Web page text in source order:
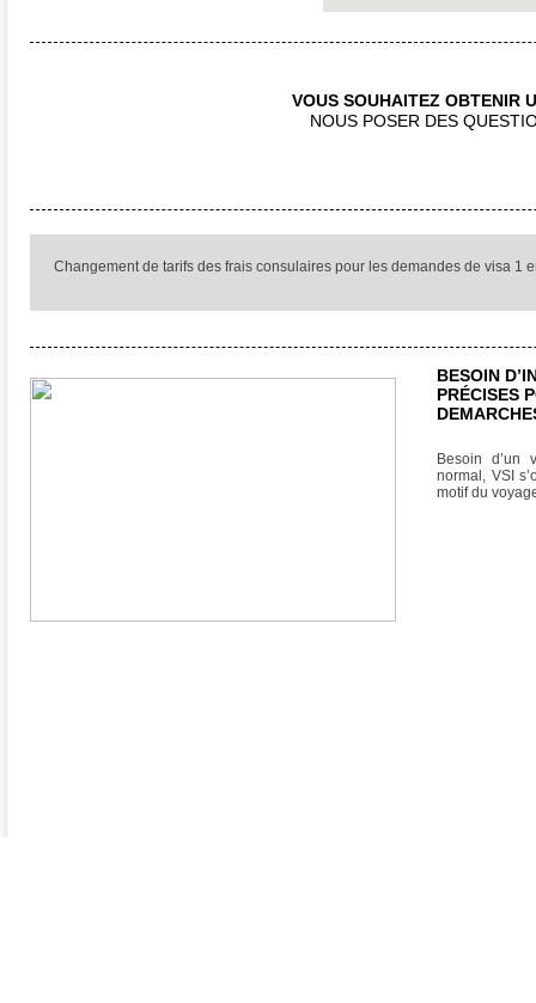
VOUS SOUHAITEZ OBTENIR
NOUS POSER DES
Changement de tarifs des frais consulaires pour les demandes de visa 1
BESOIN
PRÉCISES
Besoin
normal, VSI
motif du